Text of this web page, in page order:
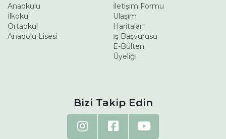
Anaokulu
İlkokul
Ortaokul
Anadolu Lisesi
İletişim Formu
Ulaşım
Haritaları
İş Başvurusu
E-Bülten
Üyeliği
Bizi Takip Edin